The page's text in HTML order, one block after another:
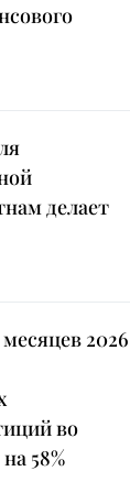
делает
2026
во
58%